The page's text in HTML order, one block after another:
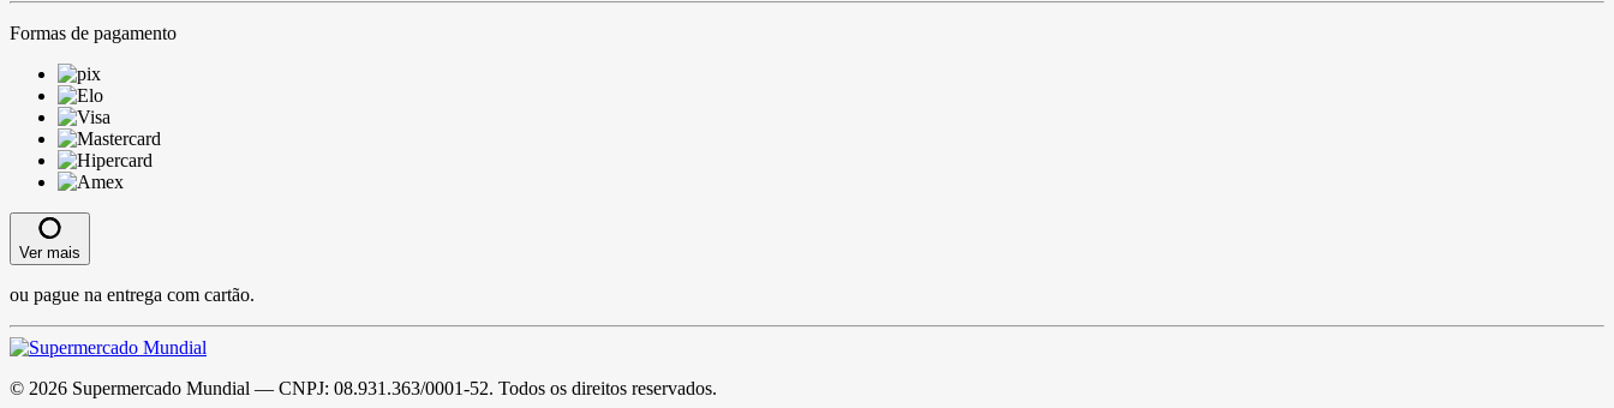
Formas de pagamento
Ver mais
ou pague na entrega com cartão.
© 2026 Supermercado Mundial — CNPJ: 08.931.363/0001-52. Todos os direitos reservados.